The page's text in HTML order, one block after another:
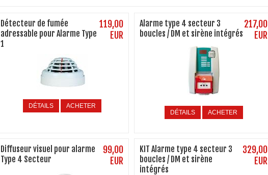
Détecteur de fumée
adressable pour Alarme Type
1
119,00
EUR
DÉTAILS ACHETER
Alarme type 4 secteur 3
boucles / DM et sirène intégrés
217,00
EUR
DÉTAILS ACHETER
Diffuseur visuel pour alarme
Type 4 Secteur
99,00
EUR
KIT Alarme type 4 secteur 3
boucles / DM et sirène
intégrés
329,00
EUR